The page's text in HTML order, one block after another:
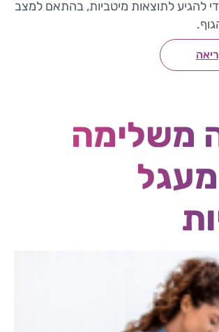
להגיע לתוצאות מיטביות, בהתאם למצב
משלימה